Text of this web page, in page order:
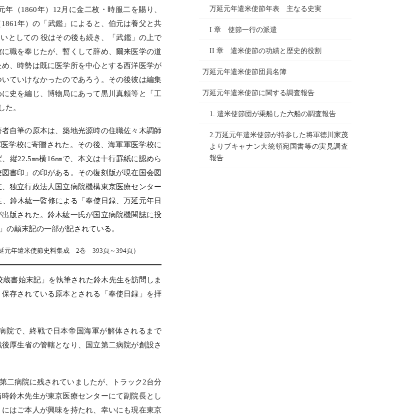
（1860年）12月に金二枚・時服二を賜り、
年）の「武鑑」によると、伯元は養父と共
としての 役はその後も続き、「武鑑」の上で
職を奉じたが、暫くして辞め、爾来医学の道
、時勢は既に医学所を中心とする西洋医学が
ていけなかったのであろう。その後彼は編集
史を編じ、博物局にあって黒川真頼等と「工
た。
自筆の原本は、築地光源時の住職佐々木調師
学校に寄贈された。その後、海軍軍医学校に
縦22.5㎜横16㎜で、本文は十行罫紙に認めら
書印」の印がある。その復刻版が現在国会図
独立行政法人国立病院機構東京医療センター
鈴木紘一監修による「奉使日録、万延元年日
された。鈴木紘一氏が国立病院機関誌に投
の顛末記の一部が記されている。
元年遣米使節史料集成 2巻 393頁～394頁）
書始末記」を執筆された鈴木先生を訪問しま
存されている原本とされる「奉使日録」を拝
院で、終戦で日本帝国海軍が解体されるまで
厚生省の管轄となり、国立第二病院が創設さ
二病院に残されていましたが、トラック2台分
鈴木先生が東京医療センターにて副院長とし
はご本人が興味を持たれ、幸いにも現在東京
万延元年遣米使節年表 主なる史実
I 章 使節一行の派遣
II 章 遣米使節の功績と歴史的役割
万延元年遣米使節団員名簿
万延元年遣米使節に関する調査報告
1. 遣米使節団が乗船した六船の調査報告
2.万延元年遣米使節が持参した将軍徳川家茂
よりブキャナン大統領宛国書等の実見調査
報告